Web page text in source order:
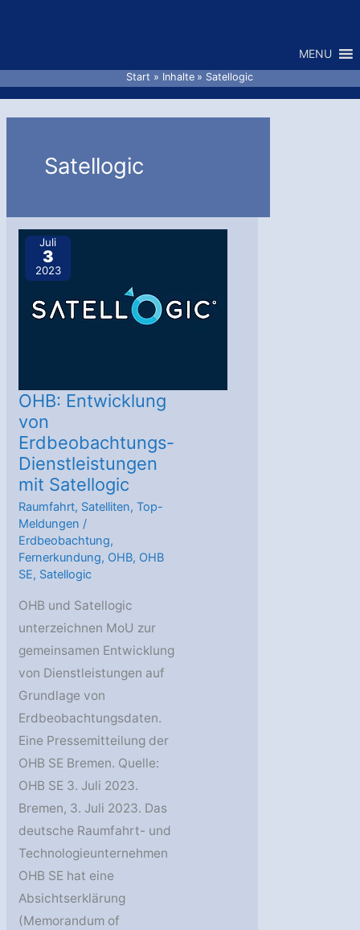
MENU
Start Inhalte Satellogic
Satellogic
Juli
3
2023
OHB: Entwicklung
von
Erdbeobachtungs-
Dienstleistungen
mit Satellogic
Raumfahrt, Satelliten,Top-
Meldungen /
Erdbeobachtung,
Fernerkundung, OHB, OHB
SE, Satellogic
OHB und Satellogic
unterzeichnen MoU zur
gemeinsamen Entwicklung
von Dienstleistungen auf
Grundlage von
Erdbeobachtungsdaten.
Eine Pressemitteilung der
OHB SE Bremen. Quelle:
OHB SE 3. Juli 2023.
Bremen, 3. Juli 2023. Das
deutsche Raumfahrt- und
Technologieunternehmen
OHB SE hat eine
Absichtserklärung
(Memorandum of